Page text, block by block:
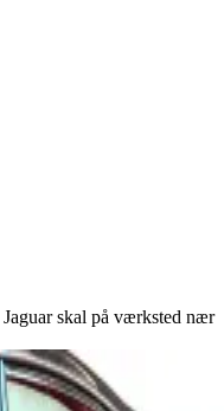
skal på værksted nær